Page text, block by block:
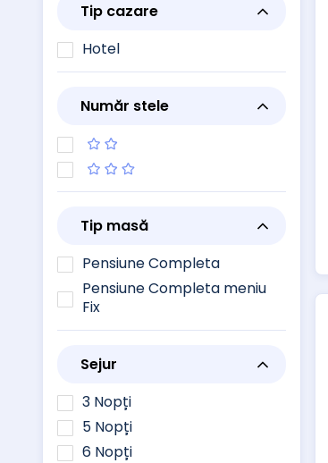
Tip cazare
Hotel
Număr stele
Tip masă
Pensiune Completa
Pensiune Completa meniu
Fix
Sejur
3 Nopți
5 Nopți
6 Nopți